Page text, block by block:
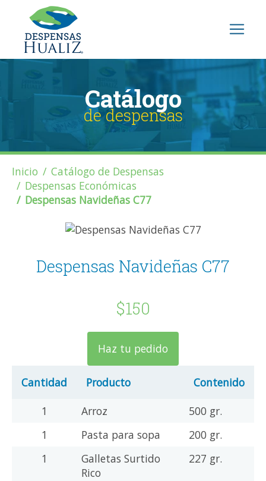
Catálogo
de despensas
Inicio
Catálogo de Despensas
Despensas Económicas
Despensas Navideñas C77
Despensas Navideñas C77
$150
Haz tu pedido
Cantidad Producto
Contenido
1
Arroz
500 gr.
1
Pasta para sopa
200 gr.
1
Galletas Surtido
Rico
227 gr.